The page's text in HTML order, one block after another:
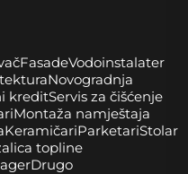
FasadeVodoinstalater
Novogradnja
kreditServis za čišćenje
Montaža namještaja
KeramičariParketariStolar
topline
Drugo